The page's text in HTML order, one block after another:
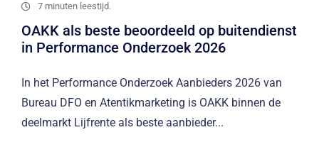
7 minuten leestijd.
OAKK als beste beoordeeld op buitendienst
in Performance Onderzoek 2026
In het Performance Onderzoek Aanbieders 2026 van
Bureau DFO en Atentikmarketing is OAKK binnen de
deelmarkt Lijfrente als beste aanbieder...